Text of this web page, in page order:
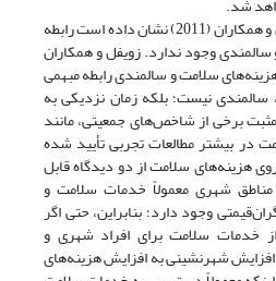
مطالعات گتزن (1992) و مارتین و همکاران (2011) نشان داده است رابطه
وجود ندارد. زویفل و همکاران
هزینه‌های سلامت و سالمندی رابطه مبهمی
نیست؛ بلکه زمان نزدیکی به
برخی از شاخص‌های جمعیتی، مانند
در بیشتر مطالعات تجربی تأیید شده
هزینه‌های سلامت از دو دیدگاه قابل
شهری معمولاً خدمات سلامت و
وجود دارد؛ بنابراین، حتی اگر
خدمات سلامت برای افراد شهری و
شهرنشینی به افزایش هزینه‌های